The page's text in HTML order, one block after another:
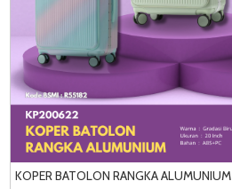
KOPER BATOLON RANGKA ALUMUNIUM